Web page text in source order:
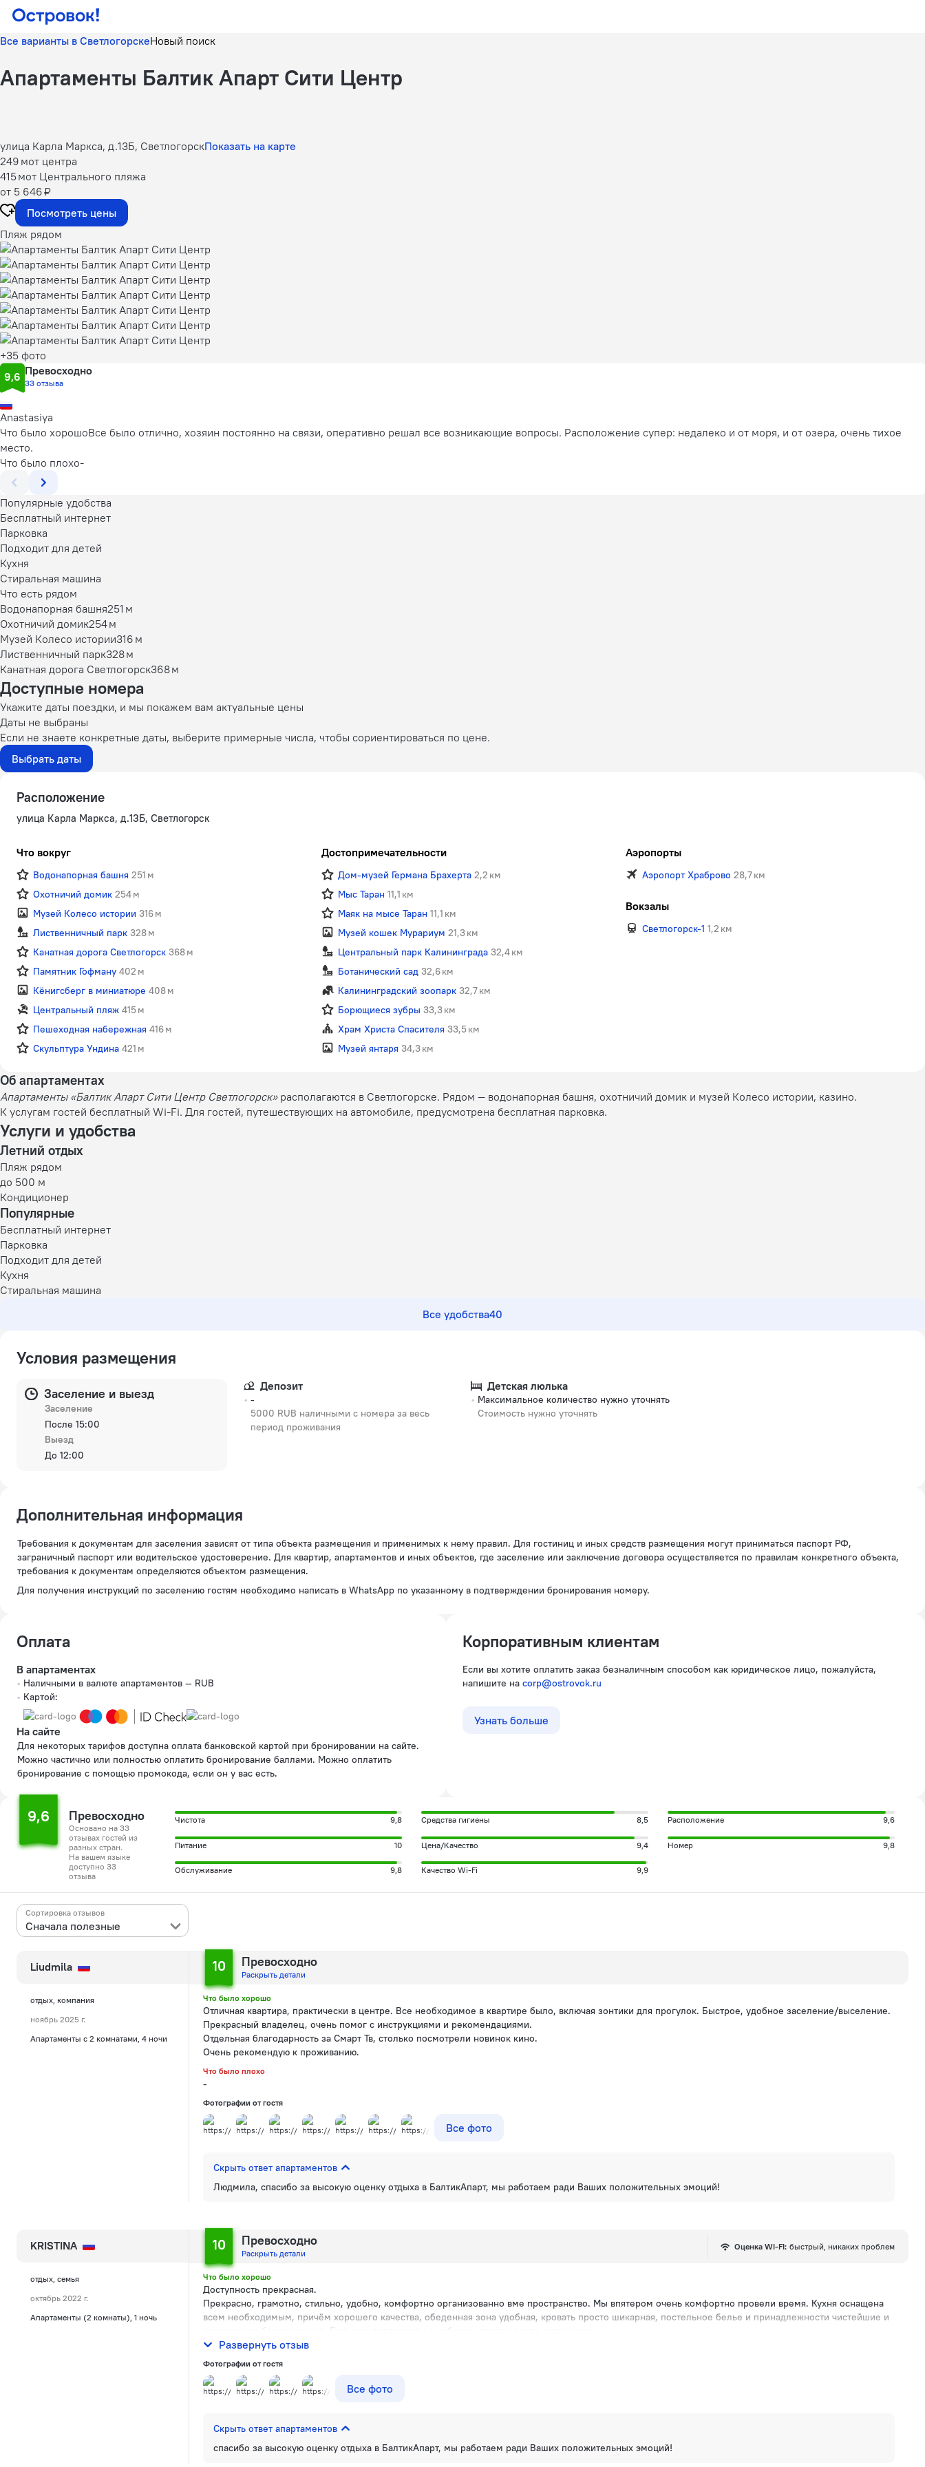
Все варианты в СветлогорскеНовый поиск
Апартаменты Балтик Апарт Сити Центр
улица Карла Маркса, д.13Б, СветлогорскПоказать на карте
249 мот центра
415 мот Центрального пляжа
от 5 646 ₽
Посмотреть цены
Пляж рядом
+35 фото
9,6 Превосходно
33 отзыва
Anastasiya
Что было хорошоВсе было отлично, хозяин постоянно на связи, оперативно решал все возникающие вопросы. Расположение супер: недалеко и от моря, и от озера, очень тихое
место.
Что было плохо-
Популярные удобства
Бесплатный интернет
Парковка
Подходит для детей
Кухня
Стиральная машина
Что есть рядом
Водонапорная башня251 м
Охотничий домик254 м
Музей Колесо истории316 м
Лиственничный парк328 м
Канатная дорога Светлогорск368 м
Доступные номера
Укажите даты поездки, и мы покажем вам актуальные цены
Даты не выбраны
Если не знаете конкретные даты, выберите примерные числа, чтобы сориентироваться по цене.
Выбрать даты
Расположение
улица Карла Маркса, д.13Б, Светлогорск
Что вокруг
Водонапорная башня 251 м
Охотничий домик 254 м
Музей Колесо истории 316 м
Лиственничный парк 328 м
Канатная дорога Светлогорск 368 м
Памятник Гофману 402 м
Кёнигсберг в миниатюре 408 м
Центральный пляж 415 м
Пешеходная набережная 416 м
Скульптура Ундина 421 м
Достопримечательности
Дом-музей Германа Брахерта 2,2 км
Мыс Таран 11,1 км
Маяк на мысе Таран 11,1 км
Музей кошек Мурариум 21,3 км
Центральный парк Калининграда 32,4 км
Ботанический сад 32,6 км
Калининградский зоопарк 32,7 км
Борющиеся зубры 33,3 км
Храм Христа Спасителя 33,5 км
Музей янтаря 34,3 км
Аэропорты
Аэропорт Храброво 28,7 км
Вокзалы
Светлогорск-1 1,2 км
Об апартаментах
Апартаменты «Балтик Апарт Сити Центр Светлогорск»располагаются в Светлогорске. Рядом — водонапорная башня, охотничий домик и музей Колесо истории, казино.
К услугам гостей бесплатный Wi-Fi. Для гостей, путешествующих на автомобиле, предусмотрена бесплатная парковка.
Услуги и удобства
Летний отдых
Пляж рядом
до 500 м
Кондиционер
Популярные
Бесплатный интернет
Парковка
Подходит для детей
Кухня
Стиральная машина
Все удобства40
Условия размещения
Заселение и выезд
Заселение
После 15:00
Выезд
До 12:00
Депозит
-
5000 RUB наличными с номера за весь
период проживания
Детская люлька
Максимальное количество нужно уточнять
Стоимость нужно уточнять
Дополнительная информация
Требования к документам для заселения зависят от типа объекта размещения и применимых к нему правил. Для гостиниц и иных средств размещения могут приниматься паспорт РФ,
заграничный паспорт или водительское удостоверение. Для квартир, апартаментов и иных объектов, где заселение или заключение договора осуществляется по правилам конкретного объекта,
требования к документам определяются объектом размещения.
Для получения инструкций по заселению гостям необходимо написать в WhatsApp по указанному в подтверждении бронирования номеру.
Оплата
В апартаментах
Наличными в валюте апартаментов — RUB
Картой:
На сайте
Для некоторых тарифов доступна оплата банковской картой при бронировании на сайте.
Можно частично или полностью оплатить бронирование баллами. Можно оплатить
бронирование с помощью промокода, если он у вас есть.
Корпоративным клиентам
Если вы хотите оплатить заказ безналичным способом как юридическое лицо, пожалуйста,
напишите на corp@ostrovok.ru
Узнать больше
9,6 Превосходно
Основано на 33
отзывах гостей из
разных стран.
На вашем языке
доступно 33
отзыва
Чистота 9,8 Средства гигиены 8,5 Расположение 9,6
Питание 10 Цена/Качество 9,4 Номер 9,8
Обслуживание 9,8 Качество Wi-Fi 9,9
Сортировка отзывов
Сначала полезные
Liudmila
отдых, компания
ноябрь 2025 г.
Апартаменты с 2 комнатами, 4 ночи
10 Превосходно
Раскрыть детали
Что было хорошо
Отличная квартира, практически в центре. Все необходимое в квартире было, включая зонтики для прогулок. Быстрое, удобное заселение/выселение.
Прекрасный владелец, очень помог с инструкциями и рекомендациями.
Отдельная благодарность за Смарт Тв, столько посмотрели новинок кино.
Очень рекомендую к проживанию.
Что было плохо
-
Фотографии от гостя
Все фото
Скрыть ответ апартаментов
Людмила, спасибо за высокую оценку отдыха в БалтикАпарт, мы работаем ради Ваших положительных эмоций!
KRISTINA
отдых, семья
октябрь 2022 г.
Апартаменты (2 комнаты), 1 ночь
10 Превосходно
Раскрыть детали
Оценка WI-FI: быстрый, никаких проблем
Что было хорошо
Доступность прекрасная.
Прекрасно, грамотно, стильно, удобно, комфортно организованно вме пространство. Мы впятером очень комфортно провели время. Кухня оснащена
всем необходимым, причём хорошего качества, обеденная зона удобная, кровать просто шикарная, постельное белье и принадлежности чистейшие и
совершенно белоснежные. Большие телевизоры с набором различных тв-источников.
Номер чистый, с прекрасным, стильным ремонтом. Есть вме необходимое д
Развернуть отзыв
Фотографии от гостя
Все фото
Скрыть ответ апартаментов
спасибо за высокую оценку отдыха в БалтикАпарт, мы работаем ради Ваших положительных эмоций!